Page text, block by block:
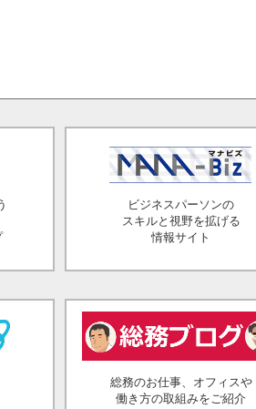
ビジネスパーソンの
スキルと視野を拡げる
情報サイト
総務のお仕事、オフィスや
働き方の取組みをご紹介